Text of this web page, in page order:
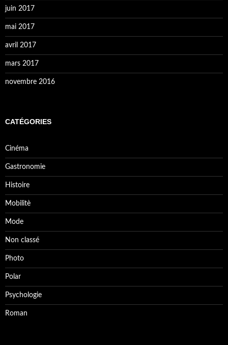
juin 2017
mai 2017
avril 2017
mars 2017
novembre 2016
CATÉGORIES
Cinéma
Gastronomie
Histoire
Mobilitè
Mode
Non classé
Photo
Polar
Psychologie
Roman